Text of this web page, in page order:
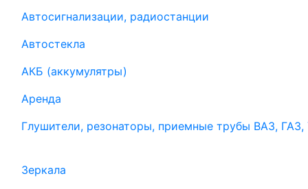
Автосигнализации, радиостанции
Автостекла
АКБ (аккумулятры)
Аренда
Глушители, резонаторы, приемные трубы ВАЗ, ГАЗ,
Зеркала